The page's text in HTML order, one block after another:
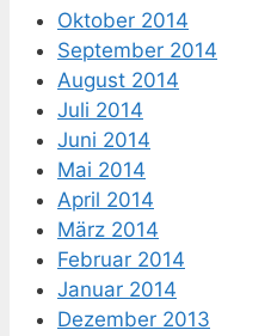
Oktober 2014
September 2014
August 2014
Juli 2014
Juni 2014
Mai 2014
April 2014
März 2014
Februar 2014
Januar 2014
Dezember 2013